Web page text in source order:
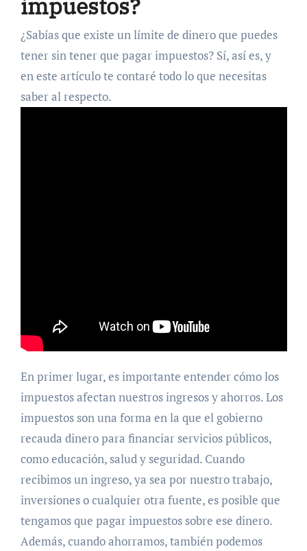
impuestos?
¿Sabías que existe un límite de dinero que puedes
tener sin tener que pagar impuestos? Sí, así es, y
en este artículo te contaré todo lo que necesitas
saber al respecto.
En primer lugar, es importante entender cómo los
impuestos afectan nuestros ingresos y ahorros. Los
impuestos son una forma en la que el gobierno
recauda dinero para financiar servicios públicos,
como educación, salud y seguridad. Cuando
recibimos un ingreso, ya sea por nuestro trabajo,
inversiones o cualquier otra fuente, es posible que
tengamos que pagar impuestos sobre ese dinero.
Además, cuando ahorramos, también podemos